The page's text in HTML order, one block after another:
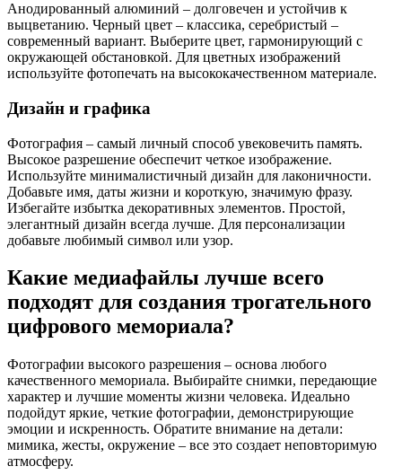
Анодированный алюминий – долговечен и устойчив к
выцветанию. Черный цвет – классика, серебристый –
современный вариант. Выберите цвет, гармонирующий с
окружающей обстановкой. Для цветных изображений
используйте фотопечать на высококачественном материале.
Дизайн и графика
Фотография – самый личный способ увековечить память.
Высокое разрешение обеспечит четкое изображение.
Используйте минималистичный дизайн для лаконичности.
Добавьте имя, даты жизни и короткую, значимую фразу.
Избегайте избытка декоративных элементов. Простой,
элегантный дизайн всегда лучше. Для персонализации
добавьте любимый символ или узор.
Какие медиафайлы лучше всего
подходят для создания трогательного
цифрового мемориала?
Фотографии высокого разрешения – основа любого
качественного мемориала. Выбирайте снимки, передающие
характер и лучшие моменты жизни человека. Идеально
подойдут яркие, четкие фотографии, демонстрирующие
эмоции и искренность. Обратите внимание на детали:
мимика, жесты, окружение – все это создает неповторимую
атмосферу.